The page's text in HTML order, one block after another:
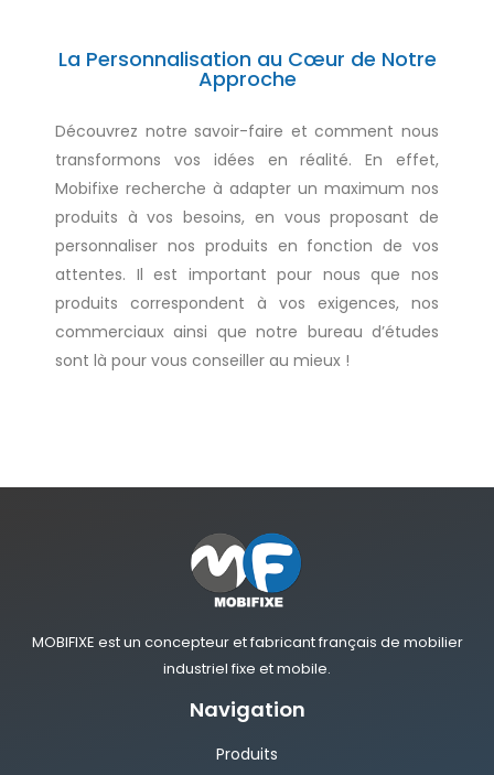
La Personnalisation au Cœur de Notre
Approche
Découvrez notre savoir-faire et comment nous
transformons vos idées en réalité. En effet,
Mobifixe recherche à adapter un maximum nos
produits à vos besoins, en vous proposant de
personnaliser nos produits en fonction de vos
attentes. Il est important pour nous que nos
produits correspondent à vos exigences, nos
commerciaux ainsi que notre bureau d’études
sont là pour vous conseiller au mieux !
MOBIFIXE est un concepteur et fabricant français de mobilier
industriel fixe et mobile.
Navigation
Produits